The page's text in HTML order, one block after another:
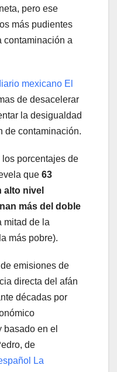
pero ese
más pudientes
contaminación a
mexicano El
de desacelerar
la desigualdad
de contaminación.
porcentajes de
que 63
alto nivel
más del doble
mitad de la
más pobre).
emisiones de
directa del afán
décadas por
basado en el
de
La